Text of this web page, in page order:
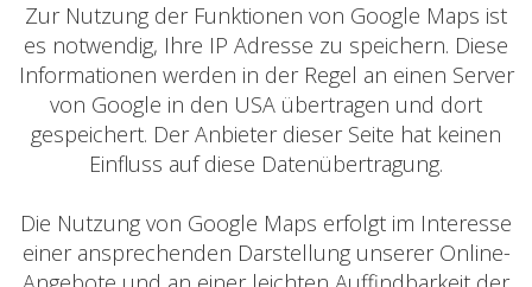
Zur Nutzung der Funktionen von Google Maps ist
es notwendig, Ihre IP Adresse zu speichern. Diese
Informationen werden in der Regel an einen Server
von Google in den USA übertragen und dort
gespeichert. Der Anbieter dieser Seite hat keinen
Einfluss auf diese Datenübertragung.
Die Nutzung von Google Maps erfolgt im Interesse
einer ansprechenden Darstellung unserer Online-